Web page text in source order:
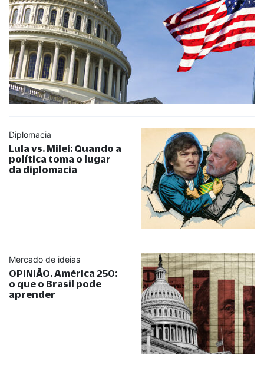
Diplomacia
Lula vs. Milei: Quando a
política toma o lugar
da diplomacia
Mercado de ideias
OPINIÃO. América 250:
o que o Brasil pode
aprender